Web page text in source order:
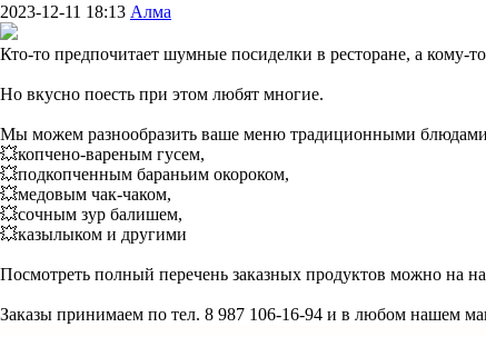
2023-12-11 18:13 Алма
Кто-то предпочитает шумные посиделки в ресторане, а кому-
Но вкусно поесть при этом любят многие.
Мы можем разнообразить ваше меню традиционными
💥копчено-вареным гусем,
💥подкопченным бараньим окороком,
💥медовым чак-чаком,
💥сочным зур балишем,
💥казылыком и другими
Посмотреть полный перечень заказных продуктов можно на
Заказы принимаем по тел. 8 987 106-16-94 и в любом нашем